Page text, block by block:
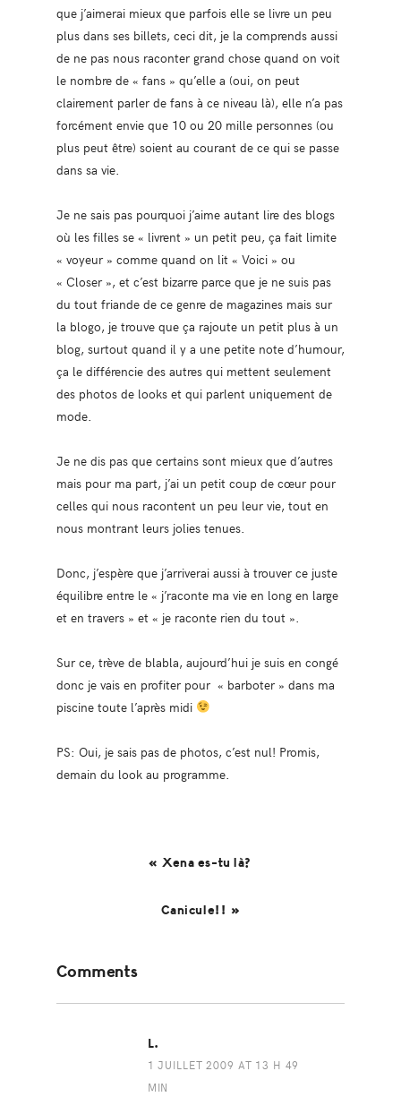
que j’aimerai mieux que parfois elle se livre un peu
plus dans ses billets, ceci dit, je la comprends aussi
de ne pas nous raconter grand chose quand on voit
le nombre de « fans » qu’elle a (oui, on peut
clairement parler de fans à ce niveau là), elle n’a pas
forcément envie que 10 ou 20 mille personnes (ou
plus peut être) soient au courant de ce qui se passe
dans sa vie.
Je ne sais pas pourquoi j’aime autant lire des blogs
où les filles se « livrent » un petit peu, ça fait limite
« voyeur » comme quand on lit « Voici » ou
« Closer », et c’est bizarre parce que je ne suis pas
du tout friande de ce genre de magazines mais sur
la blogo, je trouve que ça rajoute un petit plus à un
blog, surtout quand il y a une petite note d’humour,
ça le différencie des autres qui mettent seulement
des photos de looks et qui parlent uniquement de
mode.
Je ne dis pas que certains sont mieux que d’autres
mais pour ma part, j’ai un petit coup de cœur pour
celles qui nous racontent un peu leur vie, tout en
nous montrant leurs jolies tenues.
Donc, j’espère que j’arriverai aussi à trouver ce juste
équilibre entre le « j’raconte ma vie en long en large
et en travers » et « je raconte rien du tout ».
Sur ce, trève de blabla, aujourd’hui je suis en congé
donc je vais en profiter pour « barboter » dans ma
piscine toute l’après midi
PS: Oui, je sais pas de photos, c’est nul! Promis,
demain du look au programme.
« Xena es-tu là?
Canicule!! »
Interactions
Comments
L.
1 JUILLET 2009 AT 13 H 49
MIN